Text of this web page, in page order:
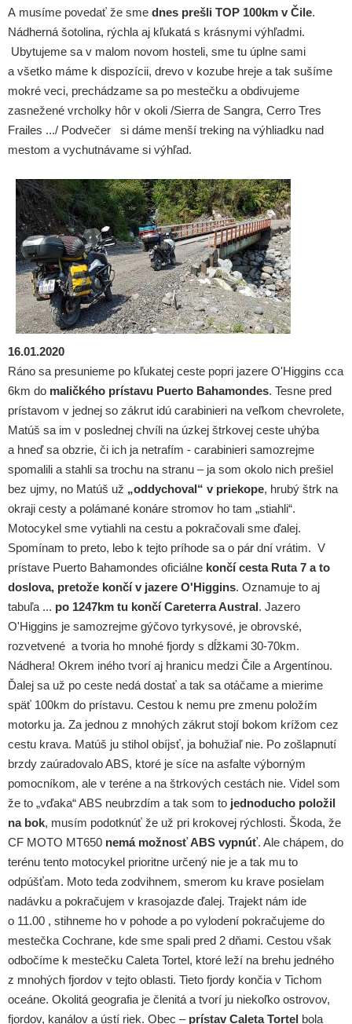
A musíme povedať že sme dnes prešli TOP 100km v Čile.
Nádherná šotolina, rýchla aj kľukatá s krásnymi výhľadmi.
Ubytujeme sa v malom novom hosteli, sme tu úplne sami
a všetko máme k dispozícii, drevo v kozube hreje a tak sušíme
mokré veci, prechádzame sa po mestečku a obdivujeme
zasnežené vrcholky hôr v okoli /Sierra de Sangra, Cerro Tres
Frailes .../ Podvečer si dáme menší treking na výhliadku nad
mestom a vychutnávame si výhľad.
16.01.2020
Ráno sa presunieme po kľukatej ceste popri jazere O'Higgins cca
6km do maličkého prístavu Puerto Bahamondes. Tesne pred
prístavom v jednej so zákrut idú carabinieri na veľkom chevrolete,
Matúš sa im v poslednej chvíli na úzkej štrkovej ceste uhýba
a hneď sa obzrie, či ich ja netrafím - carabinieri samozrejme
spomalili a stahli sa trochu na stranu – ja som okolo nich prešiel
bez ujmy, no Matúš už „oddychoval“ v priekope, hrubý štrk na
okraji cesty a polámané konáre stromov ho tam „stiahli“.
Motocykel sme vytiahli na cestu a pokračovali sme ďalej.
Spomínam to preto, lebo k tejto príhode sa o pár dní vrátim. V
prístave Puerto Bahamondes oficiálne končí cesta Ruta 7 a to
doslova, pretože končí v jazere O'Higgins. Oznamuje to aj
tabuľa ... po 1247km tu končí Careterra Austral. Jazero
O'Higgins je samozrejme gýčovo tyrkysové, je obrovské,
rozvetvené a tvoria ho mnohé fjordy s dĺžkami 30-70km.
Nádhera! Okrem iného tvorí aj hranicu medzi Čile a Argentínou.
Ďalej sa už po ceste nedá dostať a tak sa otáčame a mierime
späť 100km do prístavu. Cestou k nemu pre zmenu položím
motorku ja. Za jednou z mnohých zákrut stojí bokom krížom cez
cestu krava. Matúš ju stihol obíjsť, ja bohužiaľ nie. Po zošlapnutí
brzdy zaúradovalo ABS, ktoré je síce na asfalte výborným
pomocníkom, ale v teréne a na štrkových cestách nie. Videl som
že to „vďaka“ ABS neubrzdím a tak som to jednoducho položil
na bok, musím podotknúť že už pri krokovej rýchlosti. Škoda, že
CF MOTO MT650 nemá možnosť ABS vypnúť. Ale chápem, do
terénu tento motocykel prioritne určený nie je a tak mu to
odpúšťam. Moto teda zodvihnem, smerom ku krave posielam
nadávku a pokračujem v krasojazde ďalej. Trajekt nám ide
o 11.00 , stihneme ho v pohode a po vylodení pokračujeme do
mestečka Cochrane, kde sme spali pred 2 dňami. Cestou však
odbočíme k mestečku Caleta Tortel, ktoré leží na brehu jedného
z mnohých fjordov v tejto oblasti. Tieto fjordy končia v Tichom
oceáne. Okolitá geografia je členitá a tvorí ju niekoľko ostrovov,
fjordov, kanálov a ústí riek. Obec – prístav Caleta Tortel bola